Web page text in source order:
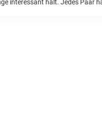
interessant hält. Jedes Paar